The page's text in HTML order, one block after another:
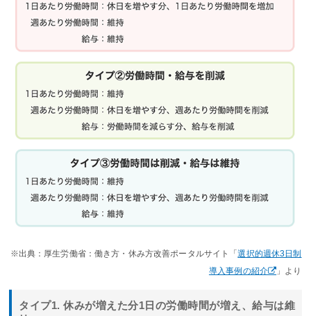
※出典：厚生労働省：働き方・休み方改善ポータルサイト「選択的週休3日制
導入事例の紹介
」より
タイプ1. 休みが増えた分1日の労働時間が増え、給与は維